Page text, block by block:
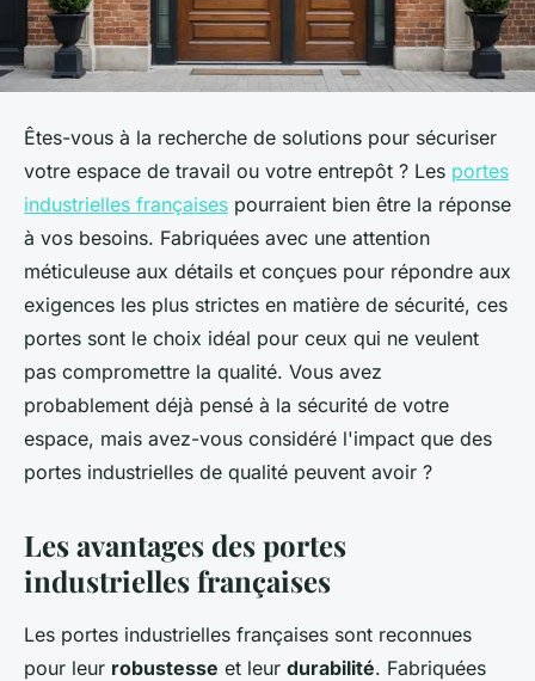
Êtes-vous à la recherche de solutions pour sécuriser
votre espace de travail ou votre entrepôt ? Les portes
industrielles françaises pourraient bien être la réponse
à vos besoins. Fabriquées avec une attention
méticuleuse aux détails et conçues pour répondre aux
exigences les plus strictes en matière de sécurité, ces
portes sont le choix idéal pour ceux qui ne veulent
pas compromettre la qualité. Vous avez
probablement déjà pensé à la sécurité de votre
espace, mais avez-vous considéré l'impact que des
portes industrielles de qualité peuvent avoir ?
Les avantages des portes
industrielles françaises
Les portes industrielles françaises sont reconnues
pour leur robustesse et leur durabilité. Fabriquées